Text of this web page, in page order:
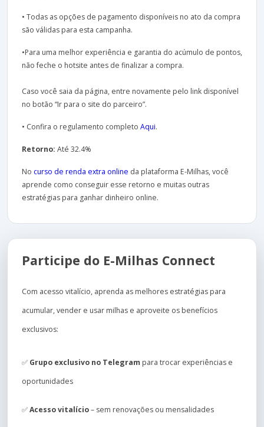
• Todas as opções de pagamento disponíveis no ato da compra
são válidas para esta campanha.
•Para uma melhor experiência e garantia do acúmulo de pontos,
não feche o hotsite antes de finalizar a compra.
Caso você saia da página, entre novamente pelo link disponível
no botão “Ir para o site do parceiro”.
• Confira o regulamento completo Aqui.
Retorno: Até 32.4%
No curso de renda extra online da plataforma E-Milhas, você
aprende como conseguir esse retorno e muitas outras
estratégias para ganhar dinheiro online.
Participe do E-Milhas Connect
Com acesso vitalício, aprenda as melhores estratégias para
acumular, vender e usar milhas e aproveite os benefícios
exclusivos:
✅ Grupo exclusivo no Telegram para trocar experiências e
oportunidades
✅Acesso vitalício– sem renovações ou mensalidades